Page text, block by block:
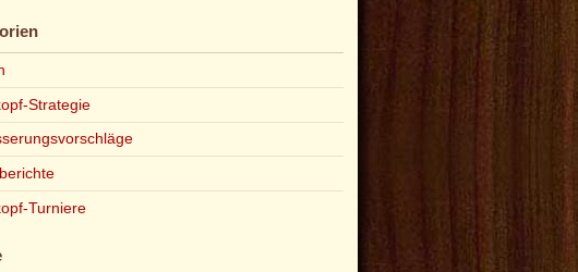
Strategie
Turniere